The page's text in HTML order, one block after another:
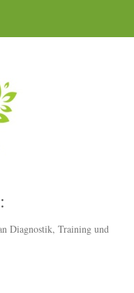
Diagnostik, Training und